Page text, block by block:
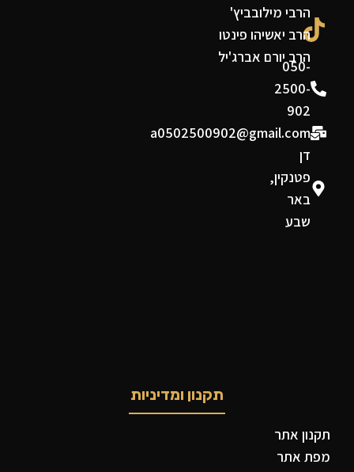
050-
2500-
902
a0502500902@gmail.com
דן
פטנקין,
באר
שבע
הרבי מילובביץ'
הרב יאשיהו פינטו
הרב יורם אברג'יל
תקנון ומדיניות
תקנון אתר
מפת אתר